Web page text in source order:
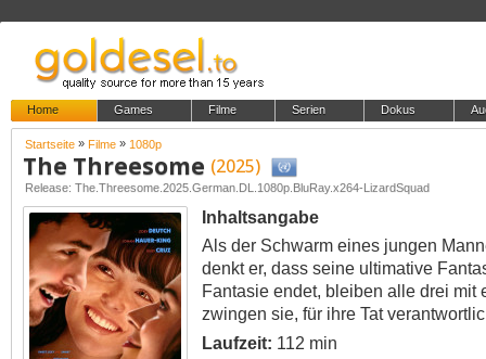
Home Games Filme Serien Dokus
Startseite » Filme » 1080p
The Threesome (2025)
Release: The.Threesome.2025.German.DL.1080p.BluRay.x264-LizardSquad
Inhaltsangabe
Als der Schwarm eines jungen
denkt er, dass seine ultimative
Fantasie endet, bleiben alle drei
zwingen sie, für ihre Tat
Laufzeit: 112 min